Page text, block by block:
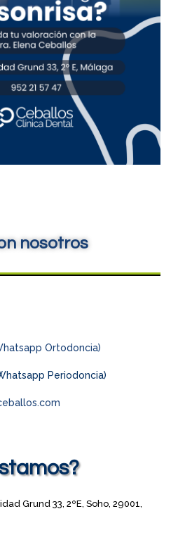
nosotros
Ortodoncia)
Periodoncia)
Grund 33, 2ºE, Soho, 29001,